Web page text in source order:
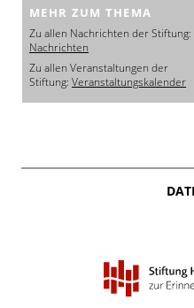
MEHR ZUM THEMA
Zu allen Nachrichten der Stiftung:
Nachrichten
Zu allen Veranstaltungen der
Stiftung: Veranstaltungskalender